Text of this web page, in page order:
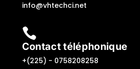
info@vhtechci.net

Contact téléphonique
+(225) - 0758208258